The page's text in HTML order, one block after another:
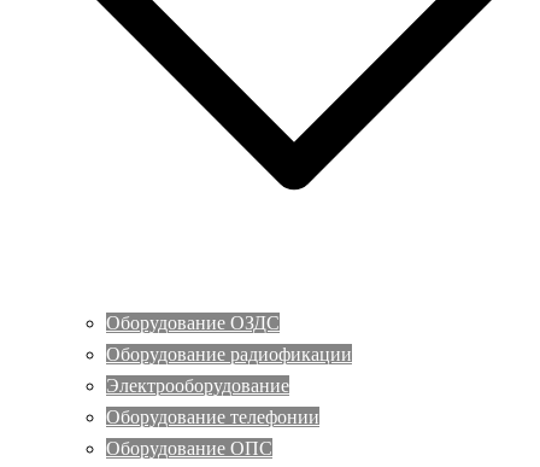
Оборудование ОЗДС
Оборудование радиофикации
Электрооборудование
Оборудование телефонии
Оборудование ОПС